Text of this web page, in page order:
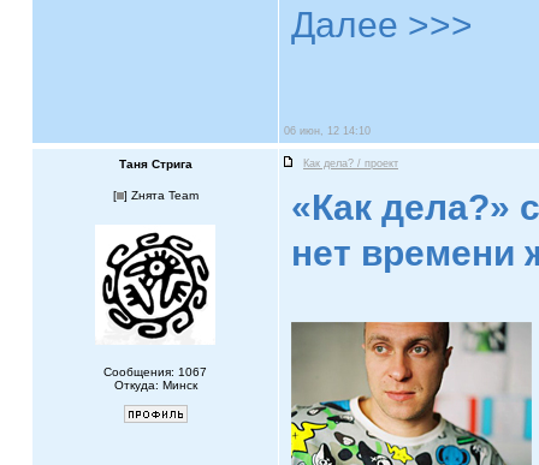
Далее >>>
06 июн, 12 14:10
Таня Стрига Как дела? / проект
[ ] Zнята Team
Сообщения: 1067
Откуда: Минск
«Как дела?»
нет времени